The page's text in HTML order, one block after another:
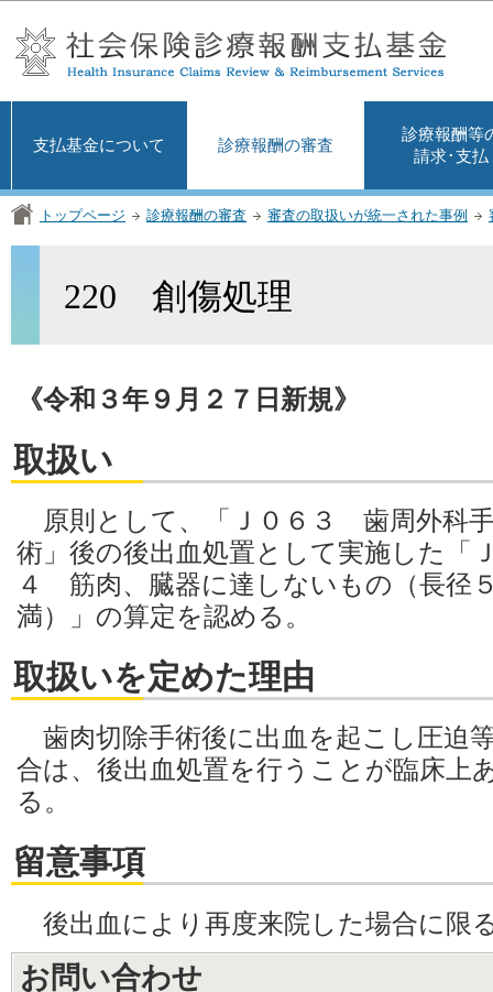
支払基金について 診療報酬の審査
診療報酬等
請求･支払
トップページ 診療報酬の審査 審査の取扱いが統一された事例
220 創傷処理
《令和３年９月２７日新規》
取扱い
原則として、「Ｊ０６３ 歯周外科
術」後の後出血処置として実施した
４ 筋肉、臓器に達しないもの（長径
満）」の算定を認める。
取扱いを定めた理由
歯肉切除手術後に出血を起こし圧迫
合は、後出血処置を行うことが臨床上
る。
留意事項
後出血により再度来院した場合に限
お問い合わせ